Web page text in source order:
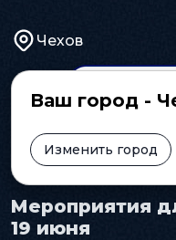
Чехов
Ваш город -
Изменить город
Главная Афиша
Мероприятия
19 июня